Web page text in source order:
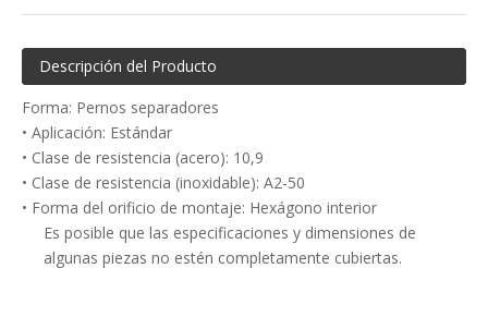
Descripción del Producto
Forma: Pernos separadores
• Aplicación: Estándar
• Clase de resistencia (acero): 10,9
• Clase de resistencia (inoxidable): A2-50
• Forma del orificio de montaje: Hexágono interior
Es posible que las especificaciones y dimensiones de
algunas piezas no estén completamente cubiertas.